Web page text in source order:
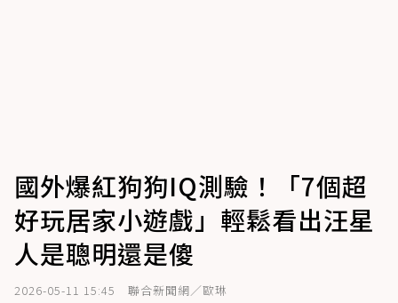
國外爆紅狗狗IQ測驗！「7個超
好玩居家小遊戲」輕鬆看出汪星
人是聰明還是傻
2026-05-11 15:45 聯合新聞網／歐琳